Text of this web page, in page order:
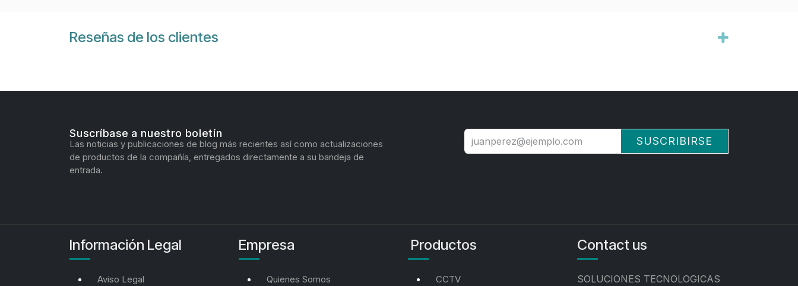
Reseñas de los clientes
Suscríbase a nuestro boletín
Las noticias y publicaciones de blog más recientes así como actualizaciones
de productos de la compañía, entregados directamente a su bandeja de
entrada.
SUSCRIBIRSE
Información Legal
Aviso Legal
Empresa
Quienes Somos
Productos
CCTV
Contact us
SOLUCIONES TECNOLOGICAS